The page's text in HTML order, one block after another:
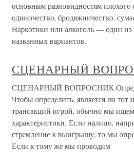
основным разновидностям плохого
одиночество, бродяжничество,
Наркотики или алкоголь — один
названных вариантов.
СЦЕНАРНЫЙ
СЦЕНАРНЫЙ ВОПРОСНИК
Чтобы определить, является ли тот
трансакций игрой, обычно мы
характеристики. Если налицо,
стремление к выигрышу, то мы
Если к тому же мы проводим